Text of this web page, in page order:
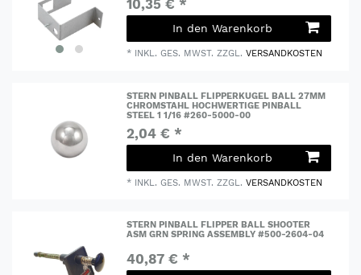
10,35 € *
In den Warenkorb
* INKL. GES. MWST. ZZGL.VERSANDKOSTEN
STERN PINBALL FLIPPERKUGEL BALL 27MM
CHROMSTAHL HOCHWERTIGE PINBALL
STEEL 1 1/16 #260-5000-00
2,04 € *
In den Warenkorb
* INKL. GES. MWST. ZZGL.VERSANDKOSTEN
STERN PINBALL FLIPPER BALL SHOOTER
ASM GRN SPRING ASSEMBLY #500-2604-04
40,87 € *